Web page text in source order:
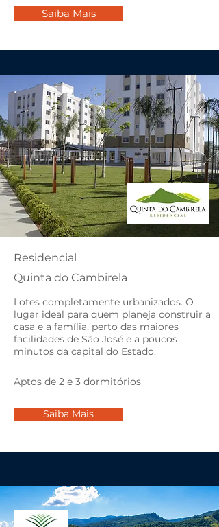
Saiba Mais
Residencial
Quinta do Cambirela
Lotes completamente urbanizados. O
lugar ideal para quem planeja construir a
casa e a família, perto das maiores
facilidades de São José e a poucos
minutos da capital do Estado.
Aptos de 2 e 3 dormitórios
Saiba Mais